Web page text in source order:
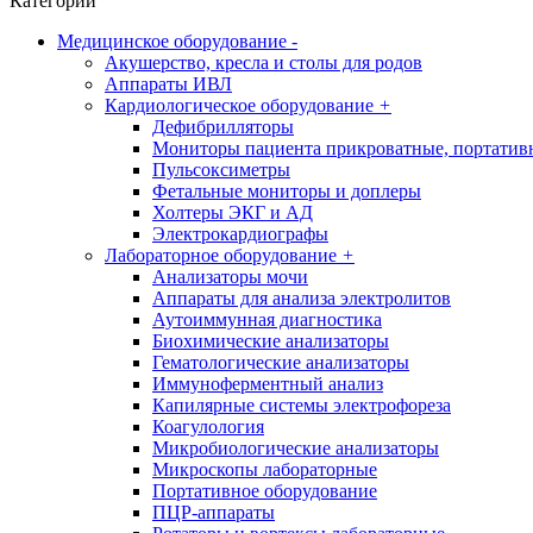
Медицинское оборудование -
Акушерство, кресла и столы для родов
Аппараты ИВЛ
Кардиологическое оборудование +
Дефибрилляторы
Мониторы пациента прикроватные,
Пульсоксиметры
Фетальные мониторы и доплеры
Холтеры ЭКГ и АД
Электрокардиографы
Лабораторное оборудование +
Анализаторы мочи
Аппараты для анализа электролитов
Аутоиммунная диагностика
Биохимические анализаторы
Гематологические анализаторы
Иммуноферментный анализ
Капилярные системы электрофореза
Коагулология
Микробиологические анализаторы
Микроскопы лабораторные
Портативное оборудование
ПЦР-аппараты